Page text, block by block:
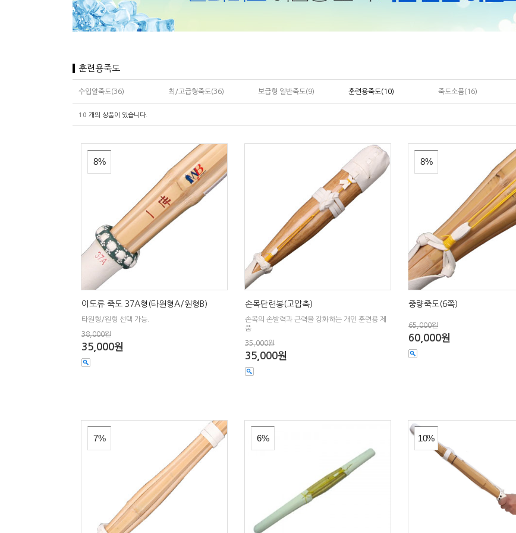
훈련용죽도
수입알죽도(36) 최/고급형죽도(36) 보급형 일반죽도(9) 훈련용죽도(10) 죽도소품(16)
10 개의 상품이 있습니다.
8%
이도류 죽도 37A형(타원형A/원형B)
타원형/원형 선택 가능.
38,000원
35,000원
손목단련봉(고압축)
손목의 손발력과 근력을 강화하는 개인 훈련용 제
품
35,000원
35,000원
8%
중량죽도(6쪽)
65,000원
60,000원
7% 6% 10%